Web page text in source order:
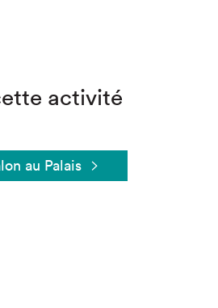
activité
au Palais